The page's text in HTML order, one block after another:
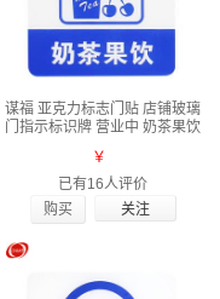
谋福 亚克力标志门贴 店铺玻璃
门指示标识牌 营业中 奶茶果饮
￥
已有16人评价
购买